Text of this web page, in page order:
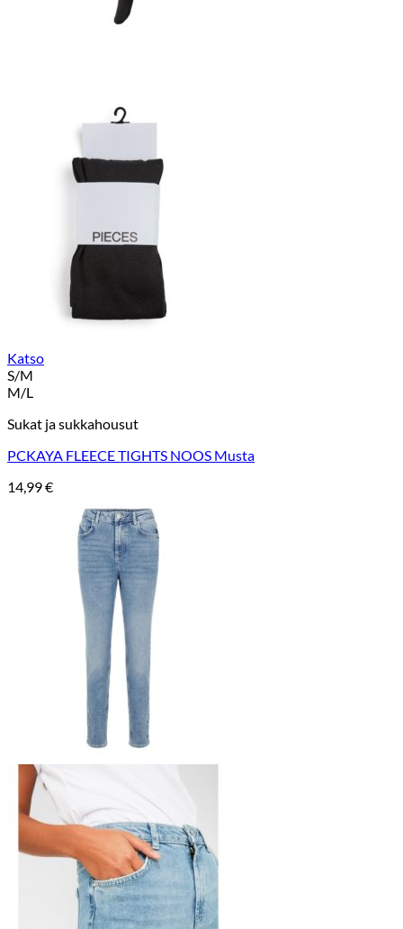
Katso
S/M
M/L
Sukat ja sukkahousut
PCKAYA FLEECE TIGHTS NOOS Musta
14,99€